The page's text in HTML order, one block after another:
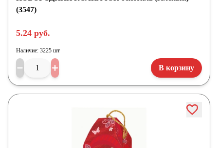
(3547)
5.24 руб.
Наличие: 3225 шт
В корзину